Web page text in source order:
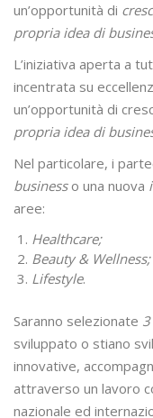
un’opportunità di
propria idea di
L’iniziativa aperta a
incentrata su
un’opportunità di
propria idea di
Nel particolare, i
businesso una nuova
aree:
Healthcare;
Beauty & Wellness;
Lifestyle.
Saranno selezionate
sviluppato o stiano
innovative,
attraverso un lavoro
nazionale ed